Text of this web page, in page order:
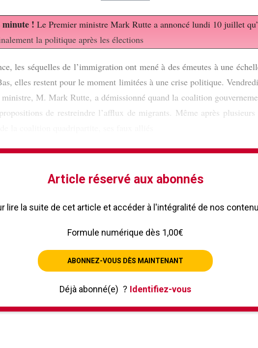
! Le Premier ministre Mark Rutte a annoncé lundi 10 juillet
la politique après les élections
les séquelles de l’immigration ont mené à des émeutes à une
elles restent pour le moment limitées à une crise politique.
M. Mark Rutte, a démissionné quand la coalition
de restreindre l’afflux de migrants. Même après plusieurs
Article réservé aux abonnés
lire la suite de cet article et accéder à l'intégralité de nos
Formule numérique dès 1,00€
ABONNEZ-VOUS DÈS MAINTENANT
Déjà abonné(e) ? Identifiez-vous